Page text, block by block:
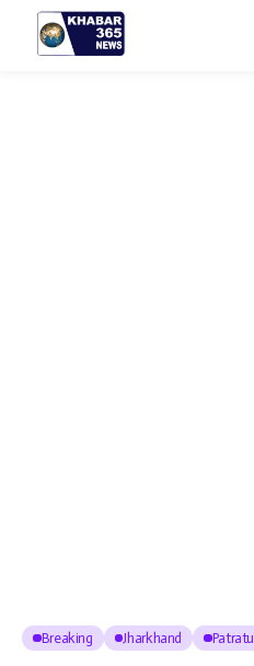
Breaking Jharkhand Patratu